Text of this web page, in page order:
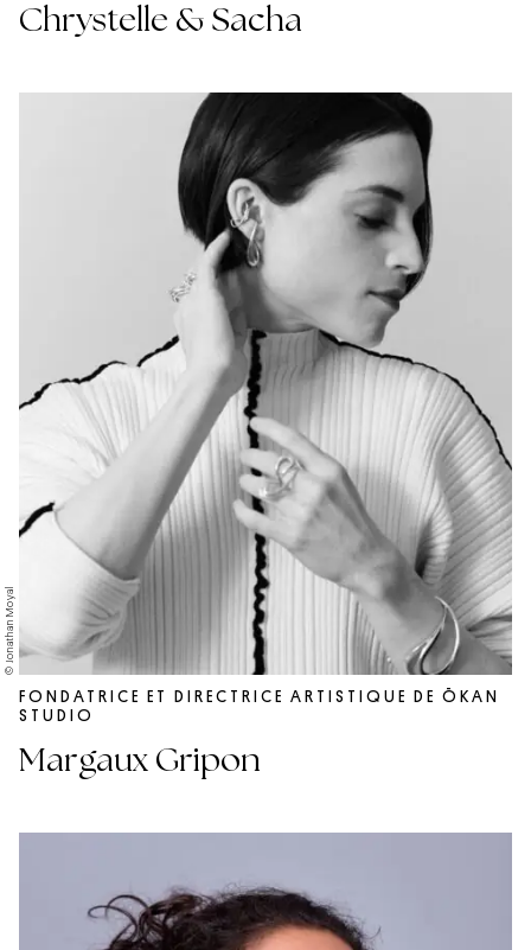
Chrystelle & Sacha
© Jonathan Moyal
FONDATRICE ET DIRECTRICE ARTISTIQUE DE ŌKAN
STUDIO
Margaux Gripon